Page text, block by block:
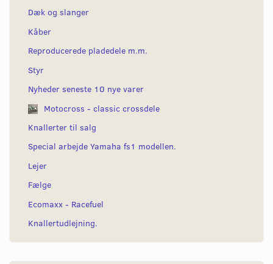
Dæk og slanger
Kåber
Reproducerede pladedele m.m.
Styr
Nyheder seneste 10 nye varer
Motocross - classic crossdele
Knallerter til salg
Special arbejde Yamaha fs1 modellen.
Lejer
Fælge
Ecomaxx - Racefuel
Knallertudlejning.